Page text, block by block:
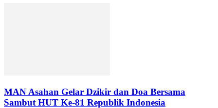
MAN Asahan Gelar Dzikir dan Doa Bersama
Sambut HUT Ke-81 Republik Indonesia